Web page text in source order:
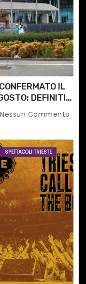
IL
DEFINITI
Nessun Commento
SPETTACOLI TRIESTE